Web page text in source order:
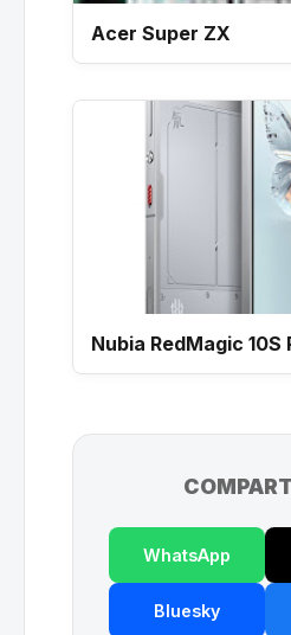
Acer Super ZX
Nubia RedMagic 10S
WhatsApp
Bluesky